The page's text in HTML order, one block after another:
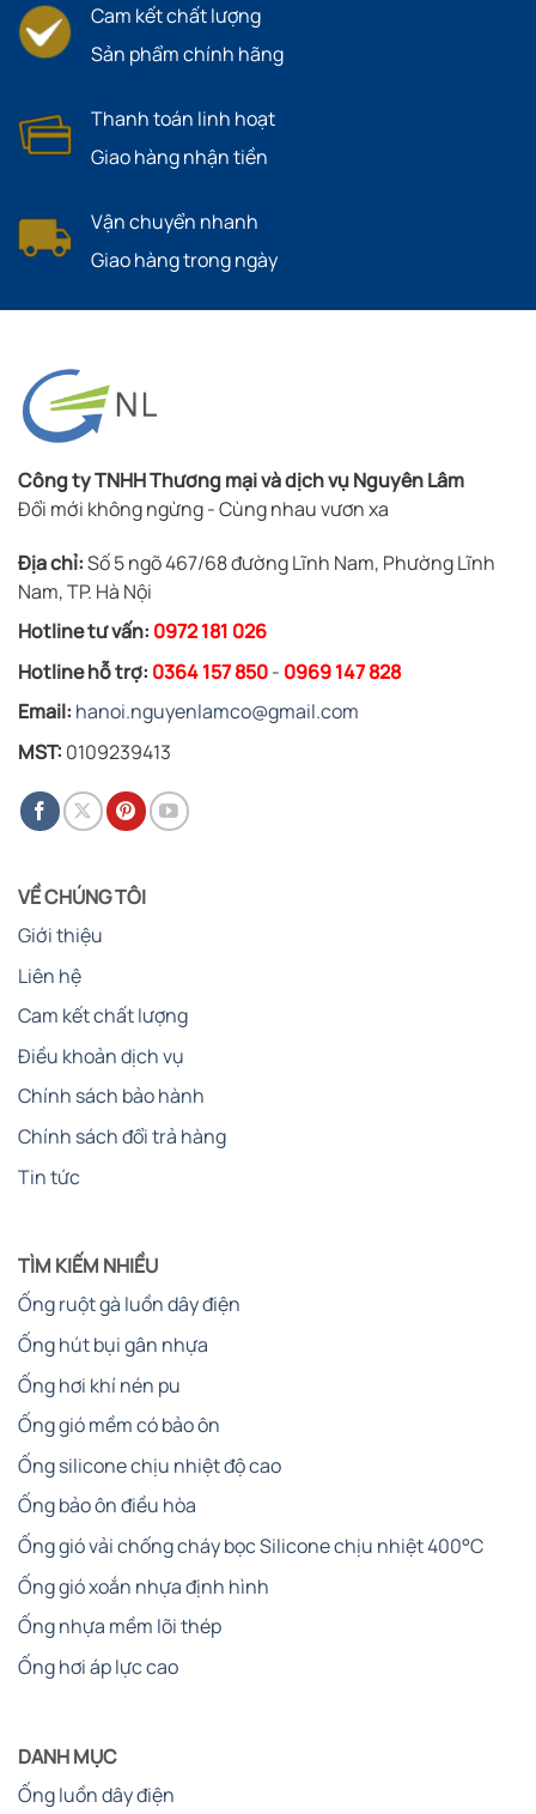
Cam kết chất lượng
Sản phẩm chính hãng
Thanh toán linh hoạt
Giao hàng nhận tiền
Vận chuyển nhanh
Giao hàng trong ngày
Công ty TNHH Thương mại và dịch vụ Nguyên Lâm
Đổi mới không ngừng - Cùng nhau vươn xa
Địa chỉ:Số 5 ngõ 467/68 đường Lĩnh Nam, Phường Lĩnh
Nam, TP. Hà Nội
Hotline tư vấn: 0972 181 026
Hotline hỗ trợ: 0364 157 850- 0969 147 828
Email: hanoi.nguyenlamco@gmail.com
MST: 0109239413
VỀ CHÚNG TÔI
Giới thiệu
Liên hệ
Cam kết chất lượng
Điều khoản dịch vụ
Chính sách bảo hành
Chính sách đổi trả hàng
Tin tức
TÌM KIẾM NHIỀU
Ống ruột gà luồn dây điện
Ống hút bụi gân nhựa
Ống hơi khí nén pu
Ống gió mềm có bảo ôn
Ống silicone chịu nhiệt độ cao
Ống bảo ôn điều hòa
Ống gió vải chống cháy bọc Silicone chịu nhiệt 400°C
Ống gió xoắn nhựa định hình
Ống nhựa mềm lõi thép
Ống hơi áp lực cao
DANH MỤC
Ống luồn dây điện